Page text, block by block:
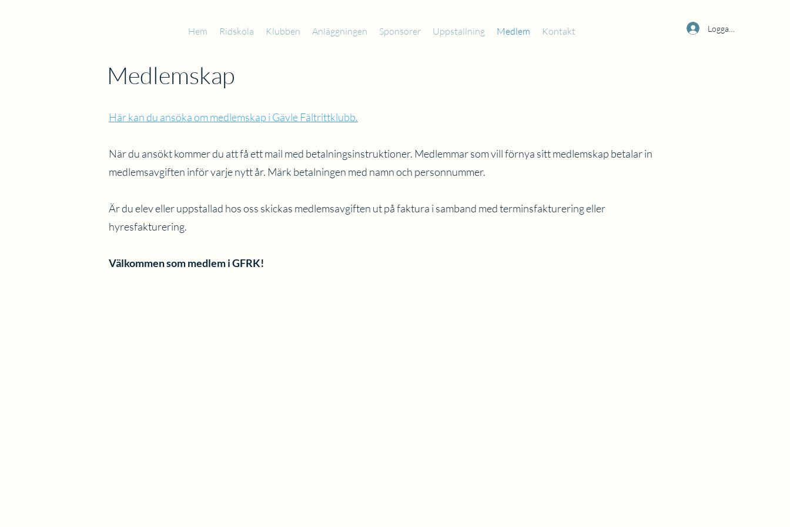
Hem Ridskola Klubben Anläggningen Sponsorer Uppstallning Medlem Kontakt Logga in
Medlemskap
Här kan du ansöka om medlemskap i Gävle Fältrittklubb.
När du ansökt kommer du att få ett mail med betalningsinstruktioner. Medlemmar som vill förnya sitt medlemskap betalar in
medlemsavgiften inför varje nytt år. Märk betalningen med namn och personnummer.
Är du elev eller uppstallad hos oss skickas medlemsavgiften ut på faktura i samband med terminsfakturering eller
hyresfakturering.
Välkommen som medlem i GFRK!